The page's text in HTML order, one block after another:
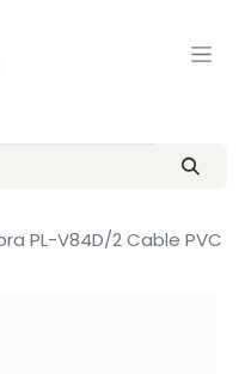
PL-V84D/2 Cable PVC